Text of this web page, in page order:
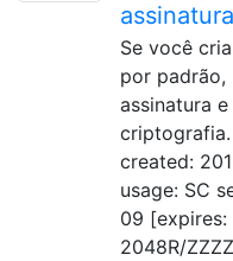
Se você
por padrão,
assinatura
criptografia.
created:
usage: SC
09
2048R/